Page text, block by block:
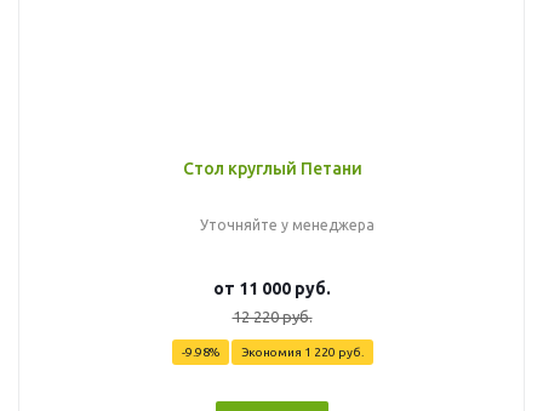
Стол круглый Петани
Уточняйте у менеджера
от 11 000 руб.
12 220 руб.
-9.98% Экономия 1 220 руб.